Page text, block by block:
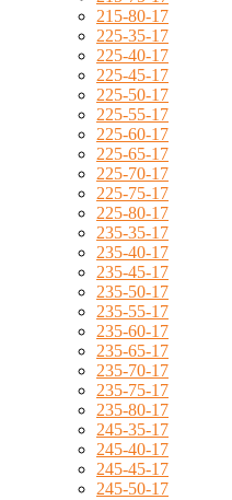
215-80-17
225-35-17
225-40-17
225-45-17
225-50-17
225-55-17
225-60-17
225-65-17
225-70-17
225-75-17
225-80-17
235-35-17
235-40-17
235-45-17
235-50-17
235-55-17
235-60-17
235-65-17
235-70-17
235-75-17
235-80-17
245-35-17
245-40-17
245-45-17
245-50-17